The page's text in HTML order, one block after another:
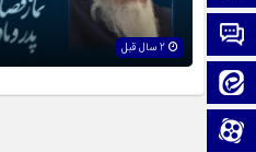
تماس با ما